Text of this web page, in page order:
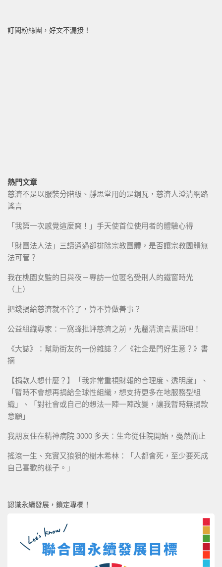
訂閱粉絲團，好文不漏接！
熱門文章
慈濟不是以服裝分階級、靜思堂用的是銅瓦，慈濟人澄清網路
謠言
「我第一次感覺這麼爽！」手天使首位使用者的體驗心得
「財團法人法」三讀通過卻排除宗教團體，是否讓宗教團體無
法可管？
我在桃園女監的日與夜－專訪一位匿名受刑人的鐵窗時光
（上）
把錢捐給慈濟就不管了，算不算做善事？
公益組織專家：一窩蜂批評慈濟之前，先釐清流言蜚語吧！
《大誌》：幫助街友的一份雜誌？／《社企是門好生意？》書
摘
【捐款人想什麼？】「我非常重視財報的合理度、透明度」、
「暫時不會想再捐給全球性組織，想支持更多在地服務型組
織」、「對社會或自己的想法一陣一陣改變，讓我暫時無捐款
意願」
我朋友住在精神病院 3000 多天：生命從住院開始，戞然而止
搖滾一生、充實又狼狽的樹木希林：「人都會死，至少要死成
自己喜歡的樣子。」
認識永續發展，鎖定專欄！